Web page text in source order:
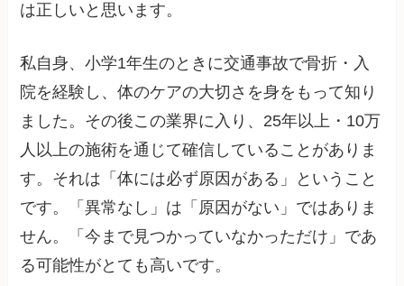
は正しいと思います。
私自身、小学1年生のときに交通事故で骨折・入
院を経験し、体のケアの大切さを身をもって知り
ました。その後この業界に入り、25年以上・10万
人以上の施術を通じて確信していることがありま
す。それは「体には必ず原因がある」ということ
です。「異常なし」は「原因がない」ではありま
せん。「今まで見つかっていなかっただけ」であ
る可能性がとても高いです。